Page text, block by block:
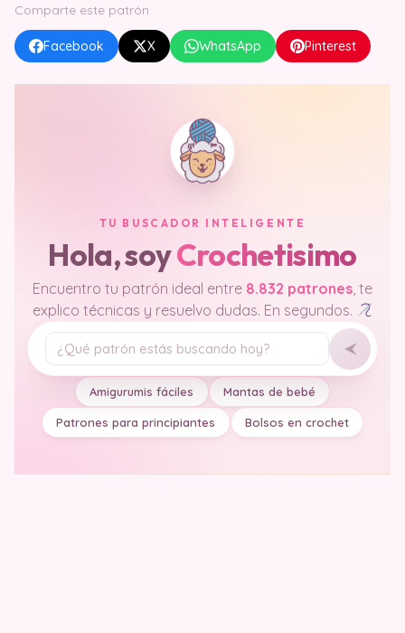
Comparte este patrón
Facebook X WhatsApp Pinterest
TU BUSCADOR INTELIGENTE
Hola, soyCrochetisimo
Encuentro tu patrón ideal entre 8.832 patrones, te
explico técnicas y resuelvo dudas. En segundos.
Tu pregunta
Amigurumis fáciles Mantas de bebé
Patrones para principiantes Bolsos en crochet